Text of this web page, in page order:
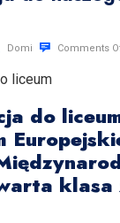
Domi Comments
do
klasa